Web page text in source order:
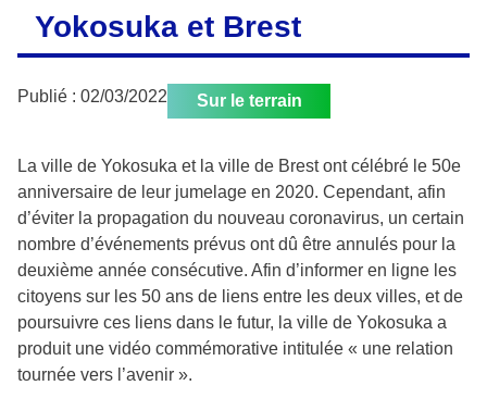
Yokosuka et Brest
Publié : 02/03/2022 Sur le terrain
La ville de Yokosuka et la ville de Brest ont célébré le 50e
anniversaire de leur jumelage en 2020. Cependant, afin
d’éviter la propagation du nouveau coronavirus, un certain
nombre d’événements prévus ont dû être annulés pour la
deuxième année consécutive. Afin d’informer en ligne les
citoyens sur les 50 ans de liens entre les deux villes, et de
poursuivre ces liens dans le futur, la ville de Yokosuka a
produit une vidéo commémorative intitulée « une relation
tournée vers l’avenir ».